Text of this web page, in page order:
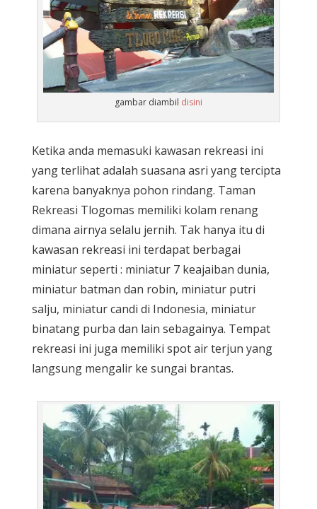
gambar diambil disini
Ketika anda memasuki kawasan rekreasi ini
yang terlihat adalah suasana asri yang tercipta
karena banyaknya pohon rindang. Taman
Rekreasi Tlogomas memiliki kolam renang
dimana airnya selalu jernih. Tak hanya itu di
kawasan rekreasi ini terdapat berbagai
miniatur seperti : miniatur 7 keajaiban dunia,
miniatur batman dan robin, miniatur putri
salju, miniatur candi di Indonesia, miniatur
binatang purba dan lain sebagainya. Tempat
rekreasi ini juga memiliki spot air terjun yang
langsung mengalir ke sungai brantas.